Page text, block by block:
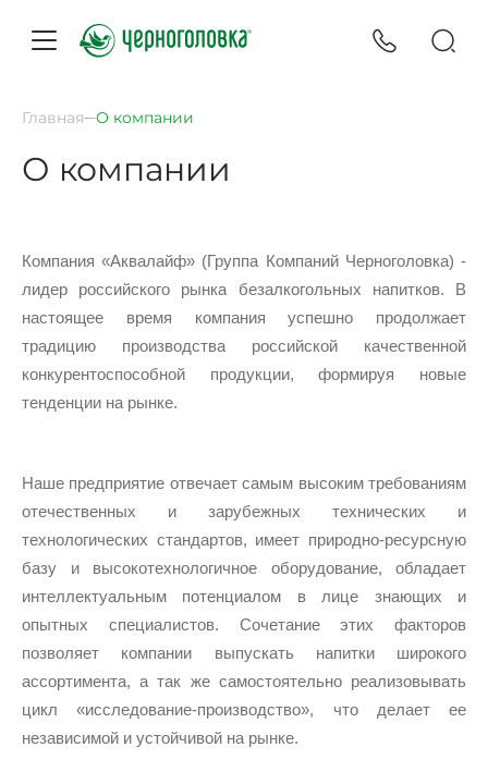
Главная О компании
О компании
Компания «Аквалайф» (Группа Компаний Черноголовка) -
лидер российского рынка безалкогольных напитков. В
настоящее время компания успешно продолжает
традицию производства российской качественной
конкурентоспособной продукции, формируя новые
тенденции на рынке.
Наше предприятие отвечает самым высоким требованиям
отечественных и зарубежных технических и
технологических стандартов, имеет природно-ресурсную
базу и высокотехнологичное оборудование, обладает
интеллектуальным потенциалом в лице знающих и
опытных специалистов. Сочетание этих факторов
позволяет компании выпускать напитки широкого
ассортимента, а так же самостоятельно реализовывать
цикл «исследование-производство», что делает ее
независимой и устойчивой на рынке.